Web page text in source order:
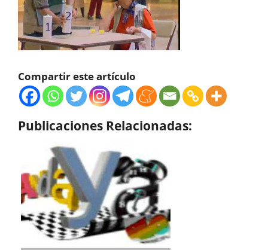
Compartir este artículo
Publicaciones Relacionadas: